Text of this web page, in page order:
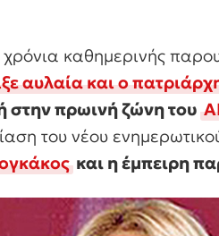
καθημερινής
αυλαία και ο
στην πρωινή ζώνη του
του νέου
και η έμπειρη